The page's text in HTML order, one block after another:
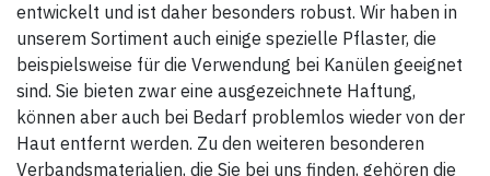
entwickelt und ist daher besonders robust. Wir haben in
unserem Sortiment auch einige spezielle Pflaster, die
beispielsweise für die Verwendung bei Kanülen geeignet
sind. Sie bieten zwar eine ausgezeichnete Haftung,
können aber auch bei Bedarf problemlos wieder von der
Haut entfernt werden. Zu den weiteren besonderen
Verbandsmaterialien, die Sie bei uns finden, gehören die